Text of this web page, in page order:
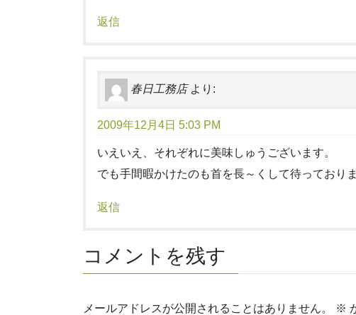
返信
春日工務店 より:
2009年12月4日 5:03 PM
いえいえ、それぞれに美味しゅうございます。
でも手間暇かけたのも首を長～くして待っておりま
返信
コメントを残す
メールアドレスが公開されることはありません。 ※